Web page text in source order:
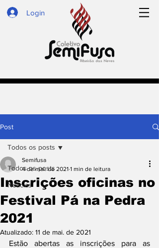
Login
Post
Todos os posts
Notícias
Todos os posts
Inscrições oficinas no
Festival Pá na Pedra
2021
Semifusa
4 de mai. de 2021 1 min de leitura
Atualizado: 11 de mai. de 2021
Estão abertas as inscrições para as